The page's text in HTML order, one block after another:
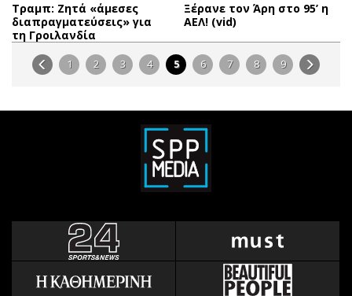
Τραμπ: Ζητά «άμεσες
διαπραγματεύσεις» για
τη Γροιλανδία
Ξέρανε τον Άρη στο 95’ η
ΑΕΛ! (vid)
1 2 3 4 5 6 7 8 9